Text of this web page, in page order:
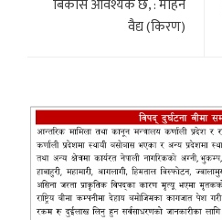
बिकास आवश्यक छ, : माेहन
वैद्य (किरण)